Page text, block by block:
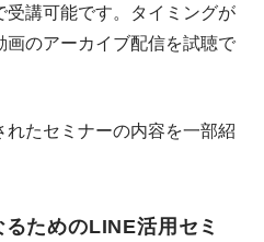
受講可能です。タイミングが
画のアーカイブ配信を試聴で
れたセミナーの内容を一部紹
ためのLINE活用セミ